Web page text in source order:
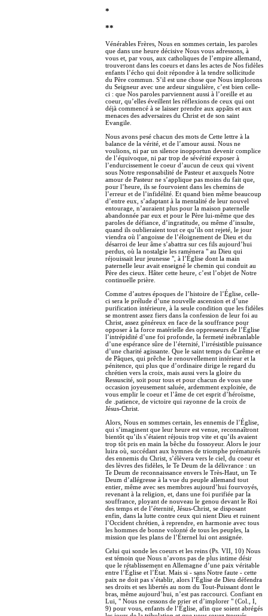
*
**
Vénérables Frères, Nous en sommes certain, les paroles
que dans une heure décisive Nous vous adressons, à
vous et, par vous, aux catholiques de l’empire allemand,
trouveront dans les coeurs et dans les actes de Nos fidèles
enfants l’écho qui doit répondre à la tendre sollicitude
du Père commun. S’il est une chose que Nous implorons
du Seigneur avec une ardeur singulière, c’est bien celle-
ci : que Nos paroles parviennent aussi à l’oreille et au
coeur, qu’elles éveillent les réflexions de ceux qui ont
déjà commencé à se laisser prendre aux appâts et aux
menaces des adversaires du Christ et de son saint
Evangile.
Nous avons pesé chacun des mots de Cette lettre à la
balance de la vérité, et de l’amour aussi. Nous ne
voulions, ni par un silence inopportun devenir complice
de l’équivoque, ni par trop de sévérité exposer à
l’endurcissement le coeur d’aucun de ceux qui vivent
sous Notre responsabilité de Pasteur et auxquels Notre
amour de Pasteur ne s’applique pas moins du fait que,
pour l’heure, ils se fourvoient dans les chemins de
l’erreur et de l’infidélité. Et quand bien même beaucoup
d’entre eux, s’adaptant à la mentalité de leur nouvel
entourage, n’auraient plus pour la maison paternelle
abandonnée par eux et pour le Père lui-même que des
paroles de défiance, d’ingratitude, ou même d’insulte,
quand ils oublieraient tout ce qu’ils ont rejeté, le jour
viendra où l’angoisse de l’éloignement de Dieu et du
désarroi de leur âme s’abattra sur ces fils aujourd’hui
perdus, où la nostalgie les ramènera " au Dieu qui
réjouissait leur jeunesse ", à l’Église dont la main
paternelle leur avait enseigné le chemin qui conduit au
Père des cieux. Hâter cette heure, c’est l’objet de Notre
continuelle prière.
Comme d’autres époques de l’histoire de l’Église, celle-
ci sera le prélude d’une nouvelle ascension et d’une
purification intérieure, à la seule condition que les fidèles
se montrent assez fiers dans la confession de leur foi au
Christ, assez généreux en face de la souffrance pour
opposer à la force matérielle des oppresseurs de l’Église
l’intrépidité d’une foi profonde, la fermeté inébranlable
d’une espérance sûre de l’éternité, l’irrésistible puissance
d’une charité agissante. Que le saint temps du Carême et
de Pâques, qui prêche le renouvellement intérieur et la
pénitence, qui plus que d’ordinaire dirige le regard du
chrétien vers la croix, mais aussi vers la gloire du
Ressuscité, soit pour tous et pour chacun de vous une
occasion joyeusement saluée, ardemment exploitée, de
vous emplir le coeur et l’âme de cet esprit d’héroïsme,
de .patience, de victoire qui rayonne de la croix de
Jésus-Christ.
Alors, Nous en sommes certain, les ennemis de l’Église,
qui s’imaginent que leur heure est venue, reconnaîtront
bientôt qu’ils s’étaient réjouis trop vite et qu’ils avaient
trop tôt pris en main la bêche du fossoyeur. Alors le jour
luira où, succédant aux hymnes de triomphe prématurés
des ennemis du Christ, s’élèvera vers le ciel, du coeur et
des lèvres des fidèles, le Te Deum de la délivrance : un
Te Deum de reconnaissance envers le Très-Haut, un Te
Deum d’allégresse à la vue du peuple allemand tout
entier, même avec ses membres aujourd’hui fourvoyés,
revenant à la religion, et, dans une foi purifiée par la
souffrance, ployant de nouveau le genou devant le Roi
des temps et de l’éternité, Jésus-Christ, se disposant
enfin, dans la lutte contre ceux qui nient Dieu et ruinent
l’Occident chrétien, à reprendre, en harmonie avec tous
les hommes de bonne volonté de tous les peuples, la
mission que les plans de l’Éternel lui ont assignée.
Celui qui sonde les coeurs et les reins (Ps. VII, 10) Nous
est témoin que Nous n’avons pas de plus intime désir
que le rétablissement en Allemagne d’une paix véritable
entre l’Église et l’État. Mais si - sans Notre faute - cette
paix ne doit pas s’établir, alors l’Église de Dieu défendra
ses droits et ses libertés au nom du Tout-Puissant dont le
bras, même aujourd’hui, n’est pas raccourci. Confiant en
Lui, " Nous ne cessons de prier et d’implorer " (Col., I,
9) pour vous, enfants de l’Église, afin que soient abrégés